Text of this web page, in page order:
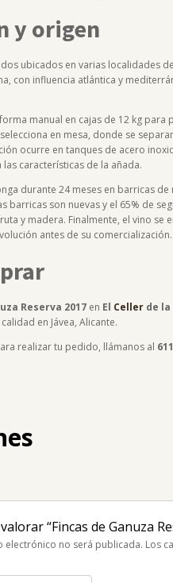
y origen
ubicados en varias localidades
con influencia atlántica y
manual en cajas de 12 kg para
en mesa, donde se
ocurre en tanques de acero
características de la añada.
durante 24 meses en barricas
barricas son nuevas y el 65% de
y madera. Finalmente, el vino se
antes de su comercialización.
Reserva 2017 en El Celler de
en Jávea, Alicante.
realizar tu pedido, llámanos al
“Fincas de Ganuza
electrónico no será publicada. Los